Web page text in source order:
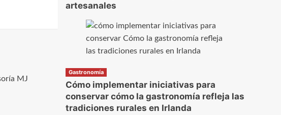
artesanales
Gastronomía
Cómo implementar iniciativas para
conservar cómo la gastronomía refleja las
tradiciones rurales en Irlanda